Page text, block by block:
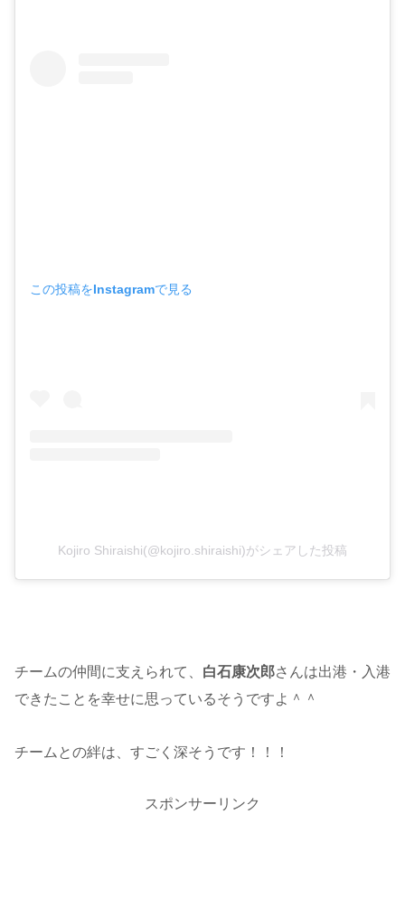
この投稿をInstagramで見る
Kojiro Shiraishi(@kojiro.shiraishi)がシェアした投稿
チームの仲間に支えられて、 白石康次郎さんは出港・入港
できたことを幸せに思っているそうですよ＾＾
チームとの絆は、すごく深そうです！！！
スポンサーリンク